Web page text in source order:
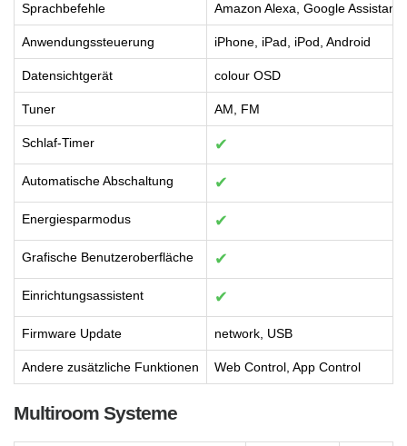
Sprachbefehle Amazon Alexa, Google
Anwendungssteuerung iPhone, iPad, iPod, Android
Datensichtgerät colour OSD
Tuner AM, FM
Schlaf-Timer ✔
Automatische Abschaltung ✔
Energiesparmodus ✔
Grafische Benutzeroberfläche ✔
Einrichtungsassistent ✔
Firmware Update network, USB
Andere zusätzliche Funktionen Web Control, App Control
Multiroom Systeme